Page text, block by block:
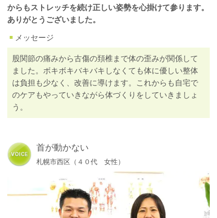
からもストレッチを続け正しい姿勢を心掛けて参ります。
ありがとうございました。
メッセージ
股関節の痛みから古傷の頚椎まで体の歪みが関係して
ました。ボキボキバキバキしなくても体に優しい整体
は負担も少なく、改善に導けます。これからも自宅で
のケアもやっていきながら体づくりをしていきましょ
う。
首が動かない
札幌市西区（４０代 女性）